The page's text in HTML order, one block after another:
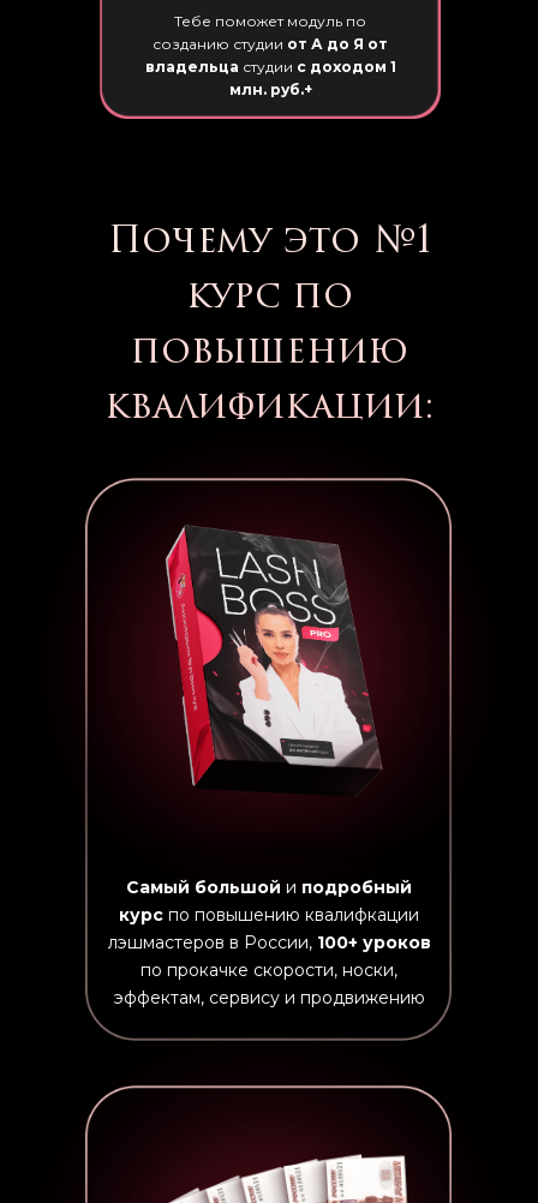
Тебе поможет модуль по
созданию студии от А до Я от
владельца студии с доходом 1
млн. руб.+
Почему это №1
курс по
повышению
квалификации:
Самый большой и подробный
курс по повышению квалифкации
лэшмастеров в России, 100+ уроков
по прокачке скорости, носки,
эффектам, сервису и продвижению